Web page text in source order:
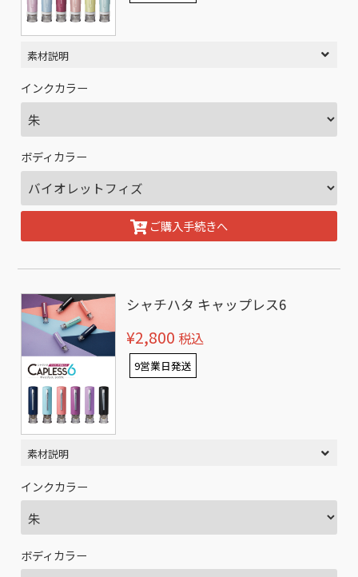
素材説明
インクカラー
ボディカラー
ご購入手続きへ
シャチハタ キャップレス6
¥2,800 税込
9営業日発送
素材説明
インクカラー
ボディカラー